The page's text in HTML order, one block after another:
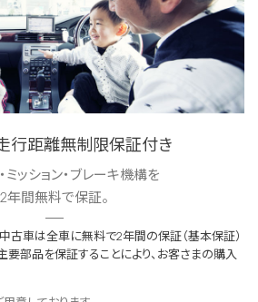
行距離無制限保証付き
ミッション・ブレーキ機構を
2年間無料で保証。
古車は全車に無料で2年間の保証（基本保証）
要部品を保証することにより、お客さまの購入